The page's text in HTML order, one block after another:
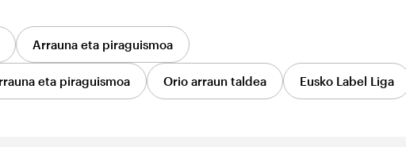
Arrauna eta piraguismoa
eta piraguismoa Orio arraun taldea Eusko Label Liga